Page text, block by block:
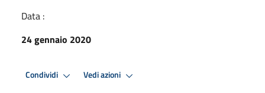
Data :
24 gennaio 2020
Condividi Vedi azioni